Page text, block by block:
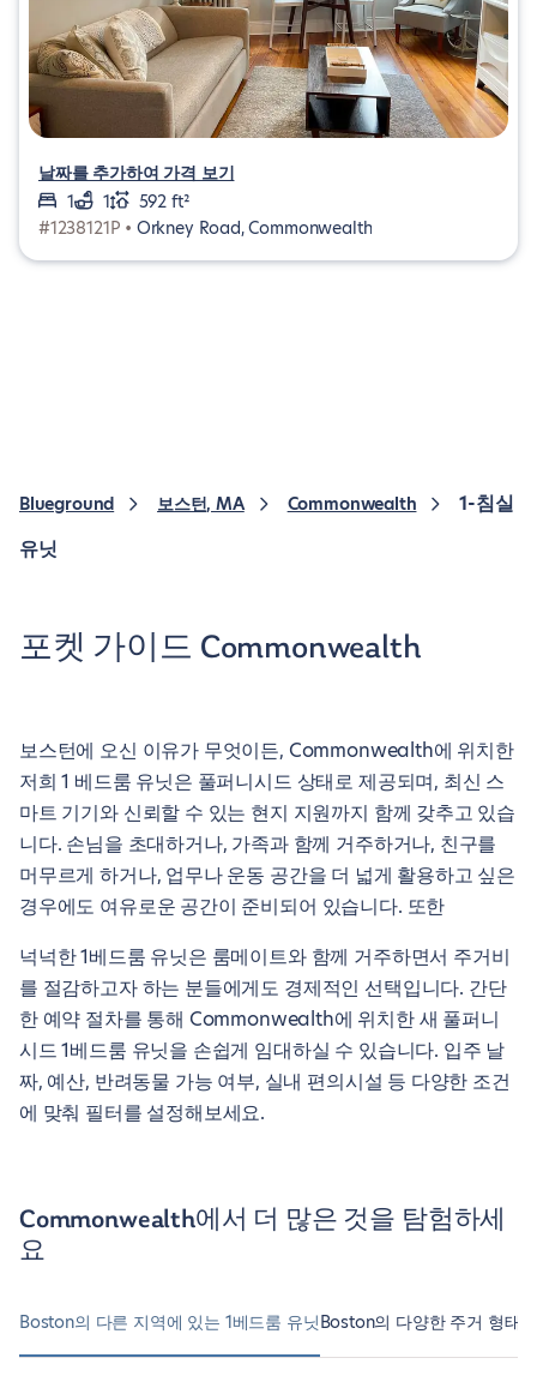
날짜를 추가하여 가격 보기
1
1
592 ft²
#1238121P • Orkney Road, Commonwealth
Blueground 보스턴, MA Commonwealth
1-침실
유닛
포켓 가이드 Commonwealth
보스턴에 오신 이유가 무엇이든, Commonwealth에 위치한
저희 1 베드룸 유닛은 풀퍼니시드 상태로 제공되며, 최신 스
마트 기기와 신뢰할 수 있는 현지 지원까지 함께 갖추고 있습
니다. 손님을 초대하거나, 가족과 함께 거주하거나, 친구를
머무르게 하거나, 업무나 운동 공간을 더 넓게 활용하고 싶은
경우에도 여유로운 공간이 준비되어 있습니다. 또한
넉넉한 1베드룸 유닛은 룸메이트와 함께 거주하면서 주거비
를 절감하고자 하는 분들에게도 경제적인 선택입니다. 간단
한 예약 절차를 통해 Commonwealth에 위치한 새 풀퍼니
시드 1베드룸 유닛을 손쉽게 임대하실 수 있습니다. 입주 날
짜, 예산, 반려동물 가능 여부, 실내 편의시설 등 다양한 조건
에 맞춰 필터를 설정해보세요.
Commonwealth에서 더 많은 것을 탐험하세
요
Boston의 다른 지역에 있는 1베드룸 유닛Boston의 다양한 주거 형태